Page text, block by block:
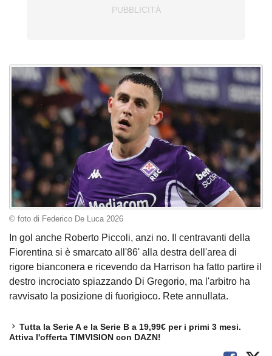
© foto di Federico De Luca 2026
In gol anche Roberto Piccoli, anzi no. Il centravanti della
Fiorentina si è smarcato all'86' alla destra dell'area di
rigore bianconera e ricevendo da Harrison ha fatto partire il
destro incrociato spiazzando Di Gregorio, ma l'arbitro ha
ravvisato la posizione di fuorigioco. Rete annullata.
Tutta la Serie A e la Serie B a 19,99€ per i primi 3 mesi.
Attiva l'offerta TIMVISION con DAZN!